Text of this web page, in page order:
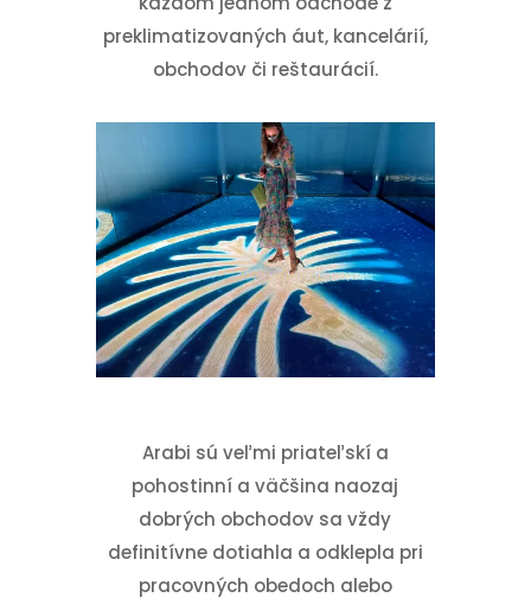
preklimatizovaných áut, kancelárií,
obchodov či reštaurácií.
Arabi sú veľmi priateľskí a
pohostinní a väčšina naozaj
dobrých obchodov sa vždy
definitívne dotiahla a odklepla pri
pracovných obedoch alebo